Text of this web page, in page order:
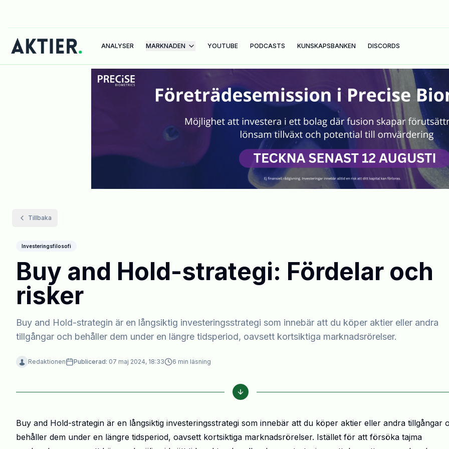
ANALYSER MARKNADEN YOUTUBE PODCASTS KUNSKAPSBANKEN DISCORDS
Tillbaka
Investeringsfilosofi
Buy and Hold-strategi: Fördelar och
risker
Buy and Hold-strategin är en långsiktig investeringsstrategi som innebär att du köper aktier eller andra
tillgångar och behåller dem under en längre tidsperiod, oavsett kortsiktiga marknadsrörelser.
Redaktionen Publicerad: 07 maj 2024, 18:33 6 min läsning
Buy and Hold-strategin är en långsiktig investeringsstrategi som innebär att du köper aktier eller andra tillgångar
behåller dem under en längre tidsperiod, oavsett kortsiktiga marknadsrörelser. Istället för att försöka tajma